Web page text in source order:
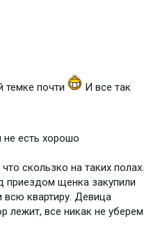
темке почти
И все так
не есть хорошо
скользко на таких полах.
приездом щенка закупили
всю квартиру. Девица
лежит, все никак не уберем